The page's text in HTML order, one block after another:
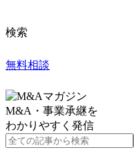
検索
無料相談
M&A・事業承継を
わかりやすく発信